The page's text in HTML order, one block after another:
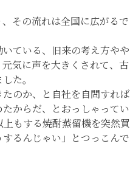
その流れは全国に広がるで
ている、旧来の考え方や
気に声を大きくされて、
た。
のか、と自社を自問すれ
からだ、とおっしゃってい
もする焼酎蒸留機を突然
るんじゃい」とつっこん